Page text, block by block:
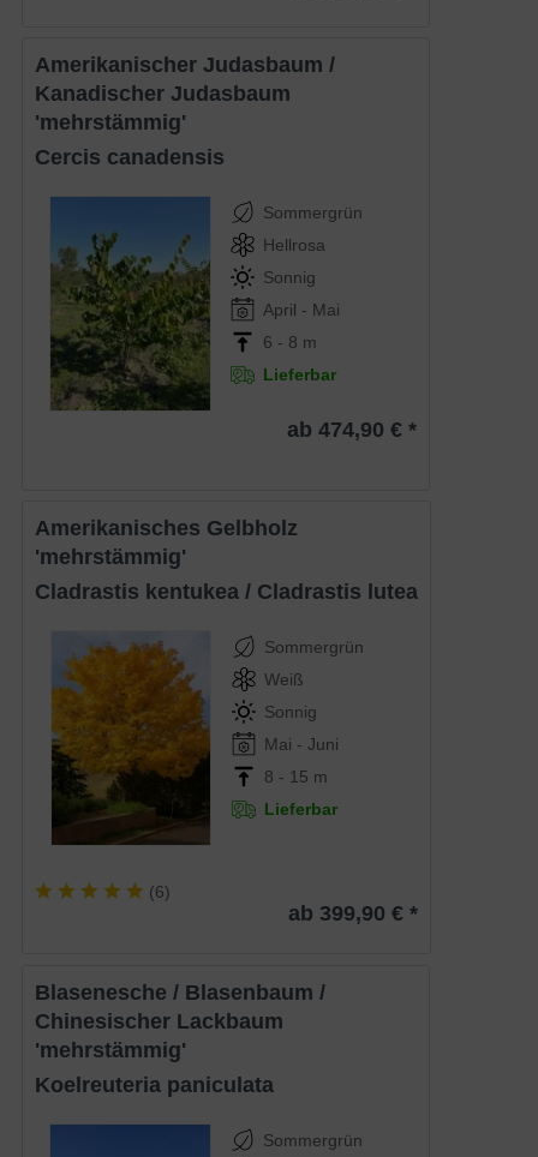
Amerikanischer Judasbaum /
Kanadischer Judasbaum
'mehrstämmig'
Cercis canadensis
Sommergrün
Hellrosa
Sonnig
April - Mai
6 - 8 m
Lieferbar
ab 474,90 € *
Amerikanisches Gelbholz
'mehrstämmig'
Cladrastis kentukea / Cladrastis lutea
Sommergrün
Weiß
Sonnig
Mai - Juni
8 - 15 m
Lieferbar
(6)
ab 399,90 € *
Blasenesche / Blasenbaum /
Chinesischer Lackbaum
'mehrstämmig'
Koelreuteria paniculata
Sommergrün